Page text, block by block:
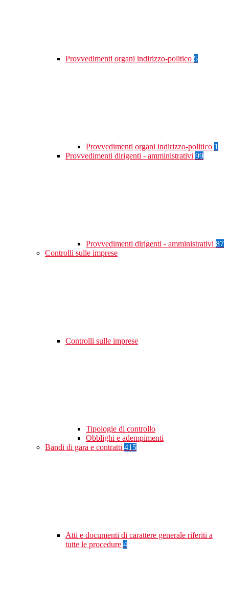
Provvedimenti organi indirizzo-politico 5
Provvedimenti organi indirizzo-politico 1
Provvedimenti dirigenti - amministrativi 99
Provvedimenti dirigenti - amministrativi 87
Controlli sulle imprese
Controlli sulle imprese
Tipologie di controllo
Obblighi e adempimenti
Bandi di gara e contratti 415
Atti e documenti di carattere generale riferiti a
tutte le procedure 4